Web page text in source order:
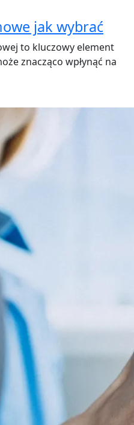
jak wybrać
to kluczowy element
znacząco wpłynąć na